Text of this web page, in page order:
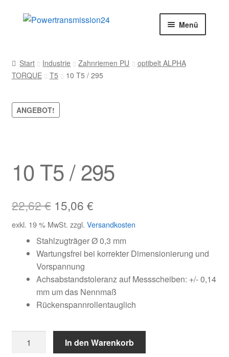
Zur
Zum
Menü
AGB
Blog
Kasse
Kontakt
Kundeninformationen
Mein Konto
Shop
Warenkorb
Start Industrie Zahnriemen PU
optibelt ALPHA
TORQUE
T5 10 T5 / 295
ANGEBOT!
10 T5 / 295
22,62€ Ursprünglicher
Preis
war:
22,62 €
15,06 €Aktueller
Preis
ist:
15,06 €.
exkl. 19 % MwSt. zzgl. Versandkosten
Stahlzugträger Ø 0,3 mm
Wartungsfrei bei korrekter Dimensionierung und
Vorspannung
Achsabstandstoleranz auf Messscheiben: +/- 0,14
mm um das Nennmaß
Rückenspannrollentauglich
In den Warenkorb